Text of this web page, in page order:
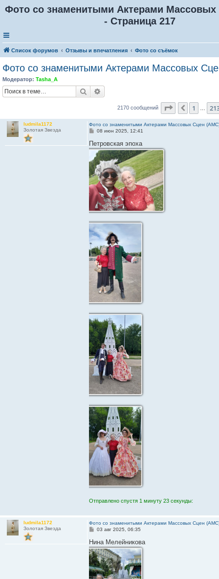
Фото со знаменитыми Актерами
- Страница 217
Список форумов Отзывы и впечатления Фото со съёмок
Фото со знаменитыми Актерами Массовых
Модератор: Tasha_A
Поиск
2170 сообщений Страница 217
Пред.
1
ludmila1172
Золотая Звезда
Фото со знаменитыми Актерами Массовых Сцен
С
о
б
щ
е
н
и
е
08 июн 2025, 12:41
Петровская эпоха
Отправлено спустя 1 минуту 23 секунды:
ludmila1172
Золотая Звезда
Фото со знаменитыми Актерами Массовых Сцен
С
о
б
щ
е
н
и
е
03 авг 2025, 06:35
Нина Мелейникова